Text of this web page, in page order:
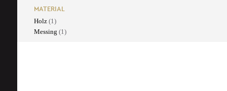
MATERIAL
Holz (1)
Messing (1)